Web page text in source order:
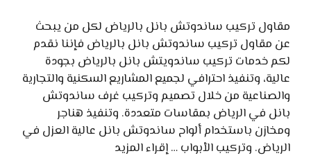
مقاول تركيب ساندوتش بانل بالرياض لكل من يبحث
عن مقاول تركيب ساندوتش بانل بالرياض فإننا نقدم
لكم خدمات تركيب ساندويتش بانل بالرياض بجودة
عالية، وتنفيذ احترافي لجميع المشاريع السكنية والتجارية
والصناعية من خلال تصميم وتركيب غرف ساندوتش
بانل في الرياض بمقاسات متعددة. وتنفيذ هناجر
ومخازن باستخدام ألواح ساندوتش بانل عالية العزل في
الرياض. وتركيب الأبواب …إقراء المزيد